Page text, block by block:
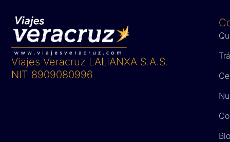
Viajes Veracruz LALIANXA S.A.S.
NIT 8909080996